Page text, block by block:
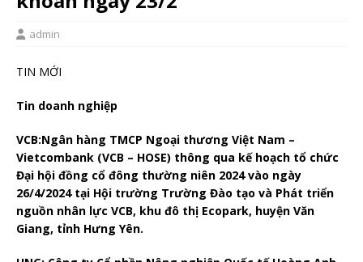
admin
TIN MỚI
Tin doanh nghiệp
VCB:Ngân hàng TMCP Ngoại thương Việt Nam –
Vietcombank (VCB – HOSE) thông qua kế hoạch tổ chức
Đại hội đồng cổ đông thường niên 2024 vào ngày
26/4/2024 tại Hội trường Trường Đào tạo và Phát triển
nguồn nhân lực VCB, khu đô thị Ecopark, huyện Văn
Giang, tỉnh Hưng Yên.